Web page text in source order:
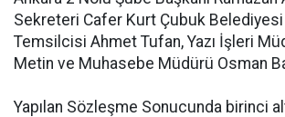
Sekreteri Cafer Kurt Çubuk Belediyesi
Temsilcisi Ahmet Tufan, Yazı İşleri
Metin ve Muhasebe Müdürü Osman
Yapılan Sözleşme Sonucunda birinci